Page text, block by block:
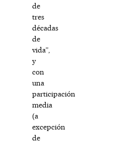
de
tres
décadas
de
vida”,
y
con
una
participación
media
(a
excepción
de